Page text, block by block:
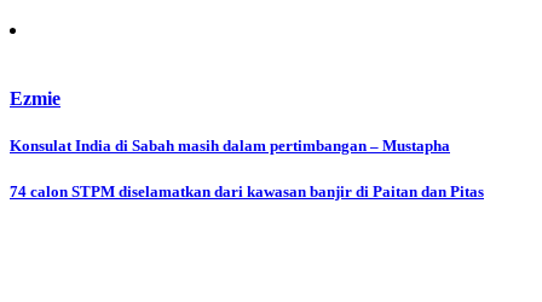
Ezmie
Post
navigation
Konsulat India di Sabah masih dalam pertimbangan – Mustapha
74 calon STPM diselamatkan dari kawasan banjir di Paitan dan Pitas